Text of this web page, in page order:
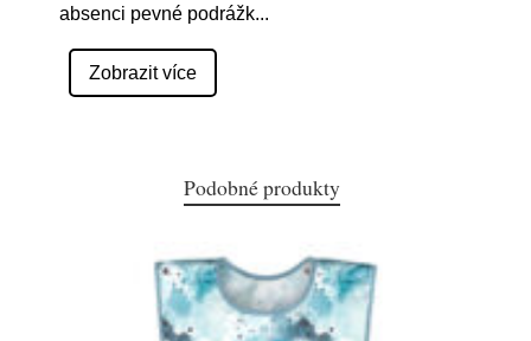
absenci pevné podrážk...
Zobrazit více
Podobné produkty